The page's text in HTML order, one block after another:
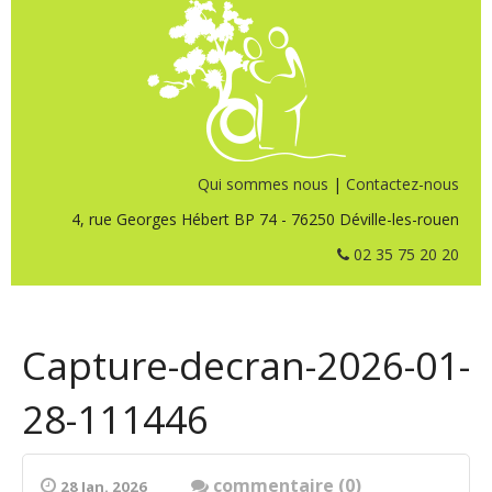
Qui sommes nous | Contactez-nous
4, rue Georges Hébert BP 74 - 76250 Déville-les-rouen
02 35 75 20 20
Capture-decran-2026-01-
28-111446
28 Jan. 2026
commentaire (0)